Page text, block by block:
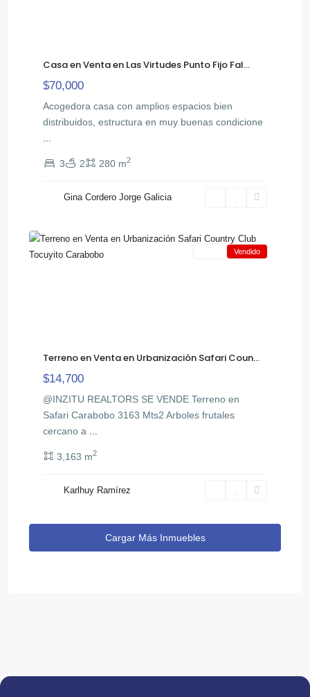
Casa en Venta en Las Virtudes Punto Fijo Fal...
$70,000
Acogedora casa con amplios espacios bien
distribuidos, estructura en muy buenas condicione
3 2 280 m2
Gina Cordero Jorge Galicia
Safari,
Vendido
Terreno en Venta en Urbanización Safari Coun...
$14,700
@INZITU REALTORS SE VENDE Terreno en
Safari Carabobo 3163 Mts2 Arboles frutales
cercano a
3,163 m2
Karlhuy Ramírez
Cargar Más Inmuebles